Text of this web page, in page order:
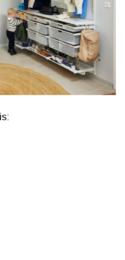
vuxna och barn.
och vantar.
med nästa dag.